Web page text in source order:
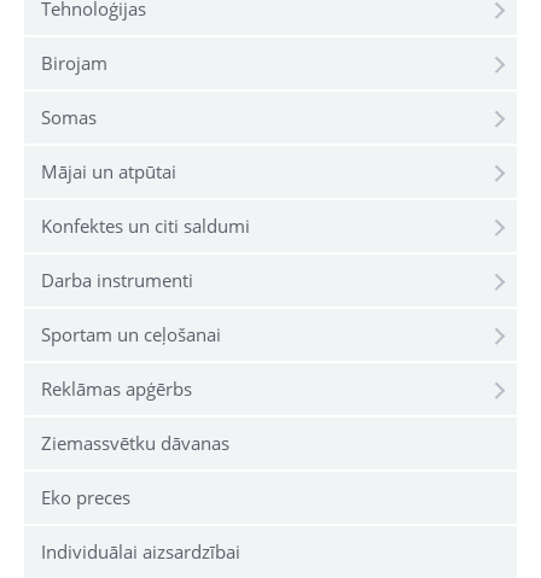
Tehnoloģijas
Birojam
Somas
Mājai un atpūtai
Konfektes un citi saldumi
Darba instrumenti
Sportam un ceļošanai
Reklāmas apģērbs
Ziemassvētku dāvanas
Eko preces
Individuālai aizsardzībai